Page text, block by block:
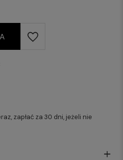
zapłać za 30 dni, jeżeli nie